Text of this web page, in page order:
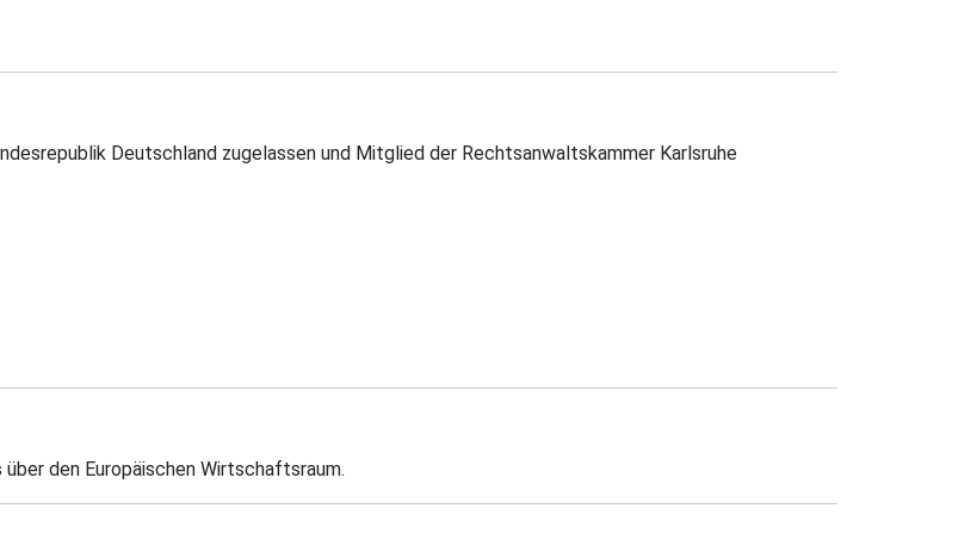
Deutschland zugelassen und Mitglied der Rechtsanwaltskammer Karlsruhe
den Europäischen Wirtschaftsraum.